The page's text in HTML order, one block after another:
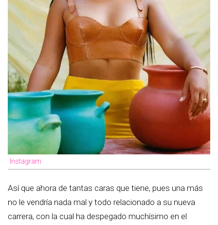
Instagram
Así que ahora de tantas caras que tiene, pues una más
no le vendría nada mal y todo relacionado a su nueva
carrera, con la cual ha despegado muchísimo en el